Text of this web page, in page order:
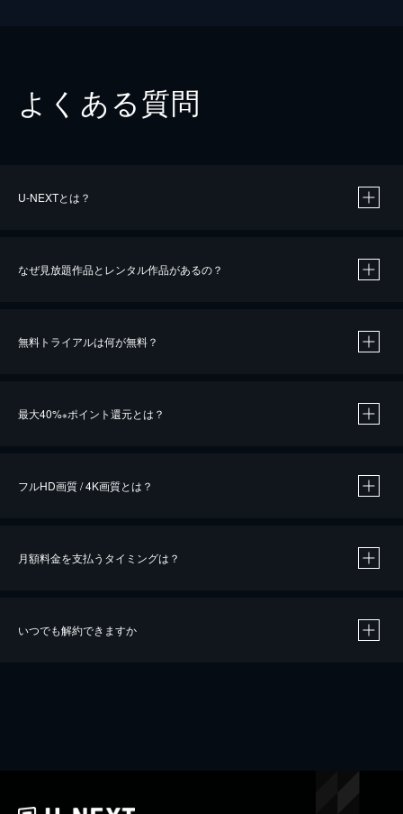
よくある質問
U-NEXTとは？
なぜ見放題作品とレンタル作品があるの？
無料トライアルは何が無料？
最大40%※ポイント還元とは？
※40％ポイント還元の対象は、クレジットカード決済による作品の購入 / レンタルです。
iOSアプリのUコイン決済による作品の購入 / レンタルは、20％のポイント還元です。
フルHD画質 / 4K画質とは？
月額料金を支払うタイミングは？
いつでも解約できますか